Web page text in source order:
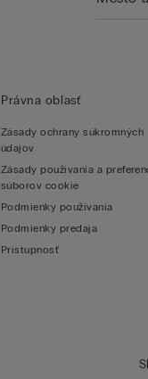
Právna oblasť
Zásady ochrany súkromných
údajov
Zásady používania a
súborov cookie
Podmienky používania
Podmienky predaja
Prístupnosť